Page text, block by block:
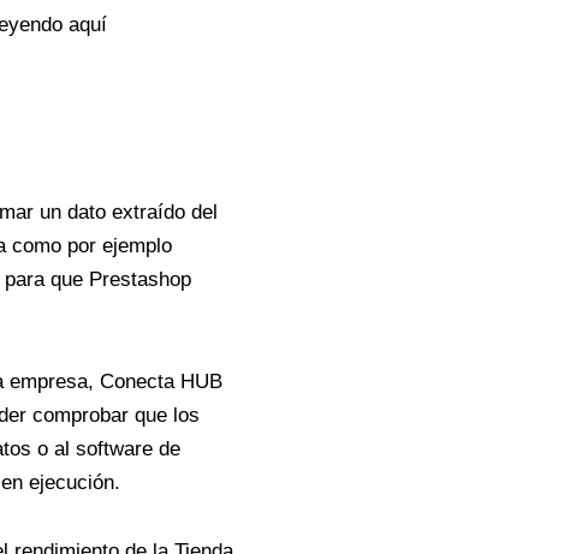
aquí
un dato extraído del
como por ejemplo
que Prestashop
empresa, Conecta HUB
comprobar que los
o al software de
ejecución.